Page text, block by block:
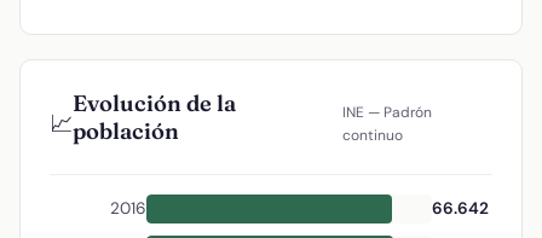
📈
Evolución de la
población
INE — Padrón
continuo
2016
66.642